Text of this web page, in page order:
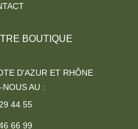
BOUTIQUE
D'AZUR ET RHÔNE
NOUS AU :
44 55
66 99